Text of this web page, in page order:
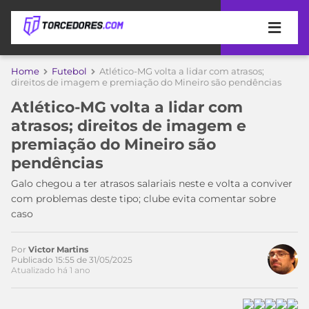
APOSTAS
DE
APOSTA
MELHORES
SITES
DE
CÓDIGO
PROMOCIONAL
BETBOOM
COPA
DO
MUNDO
TIMES
TIME
PALMEIRAS
BRASILEIRÃO
SÉRIE
MÍDIA
ESPORTIVA
Home Futebol
Atlético-MG volta a lidar com atrasos;
direitos de imagem e premiação do Mineiro são pendências
Atlético-MG volta a lidar com
atrasos; direitos de imagem e
premiação do Mineiro são
pendências
Galo chegou a ter atrasos salariais neste e volta a conviver
com problemas deste tipo; clube evita comentar sobre
caso
Por Victor Martins
Publicado 15:55 de 31/05/2025
Atualizado há 1 ano